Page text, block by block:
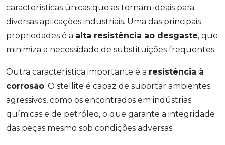
características únicas que as tornam ideais para
diversas aplicações industriais. Uma das principais
propriedades é a alta resistência ao desgaste, que
minimiza a necessidade de substituições frequentes.
Outra característica importante é a resistência à
corrosão. O stellite é capaz de suportar ambientes
agressivos, como os encontrados em indústrias
químicas e de petróleo, o que garante a integridade
das peças mesmo sob condições adversas.